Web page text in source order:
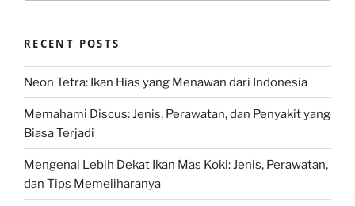
RECENT POSTS
Neon Tetra: Ikan Hias yang Menawan dari Indonesia
Memahami Discus: Jenis, Perawatan, dan Penyakit yang
Biasa Terjadi
Mengenal Lebih Dekat Ikan Mas Koki: Jenis, Perawatan,
dan Tips Memeliharanya